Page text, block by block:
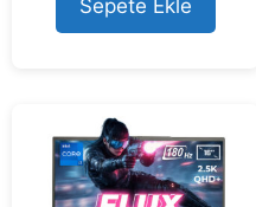
f
5
Sepete Ekle